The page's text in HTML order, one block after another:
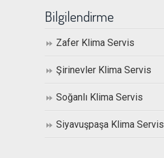
Bilgilendirme
Zafer Klima Servis
Şirinevler Klima Servis
Soğanlı Klima Servis
Siyavuşpaşa Klima Servis